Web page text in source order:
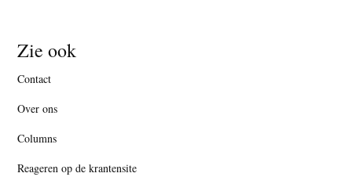
Zie ook
Contact
Over ons
Columns
Reageren op de krantensite